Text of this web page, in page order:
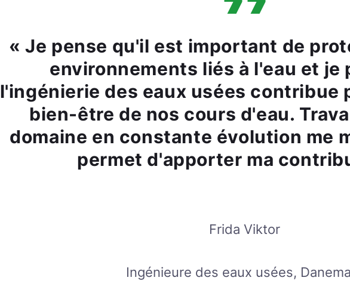
« Je pense qu'il est important de
environnements liés à l'eau et je
l'ingénierie des eaux usées contribue
bien-être de nos cours d'eau.
domaine en constante évolution me
permet d'apporter ma
Frida Viktor
Ingénieure des eaux usées,